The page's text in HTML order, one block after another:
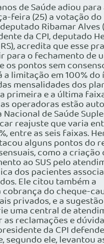
de Saúde adiou para
feira (25) a votação do
Ribamar Alves
da CPI, deputado
acredita que esse
para o fechamento de
os pontos sem
a limitação em 100%
mensalidades dos
primeira e a última
operadoras estão
Nacional de Saúde
reajuste que varia
entre as seis faixas.
alguns pontos do
como a criação
ao SUS pelo
dos pacientes
Ele citou também a
do cheque-
privados, e a
uma central de
reclamações e
da CPI
segundo ele, levantou